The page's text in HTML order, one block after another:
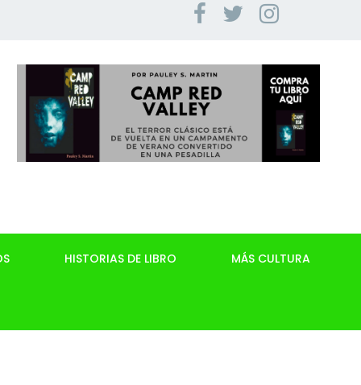
HISTORIAS DE LIBRO MÁS CULTURA